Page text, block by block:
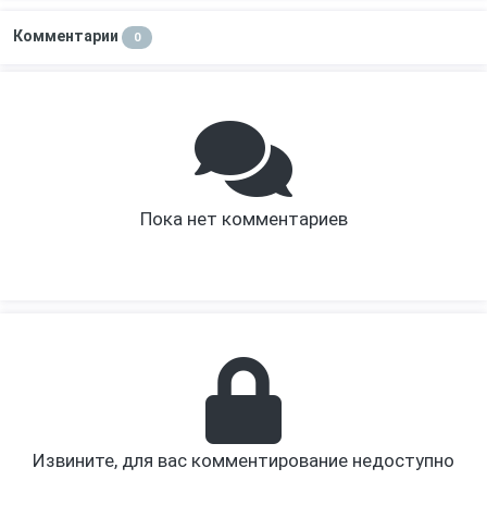
Комментарии 0
Пока нет комментариев
Извините, для вас комментирование недоступно